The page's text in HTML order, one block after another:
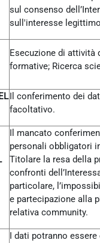
sul consenso
sull'interesse
Esecuzione di attività
formative; Ricerca
Il conferimento dei
facoltativo.
Il mancato
personali obbligatori
Titolare la resa della
confronti
particolare,
e partecipazione alla
relativa community.
I dati potranno